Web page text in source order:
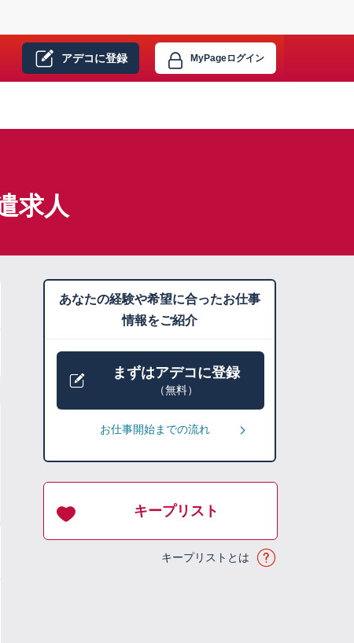
アデコに登録 MyPageログイン
求人
あなたの経験や希望に合ったお仕事
情報をご紹介
まずはアデコに登録
（無料）
お仕事開始までの流れ
キープリスト
キープリストとは